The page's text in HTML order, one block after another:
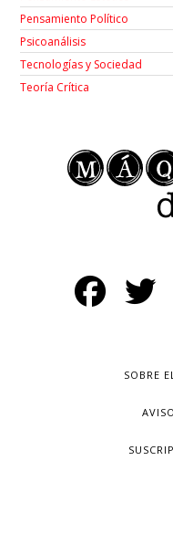
Pensamiento Político
Psicoanálisis
Tecnologías y Sociedad
Teoría Crítica
SOBRE